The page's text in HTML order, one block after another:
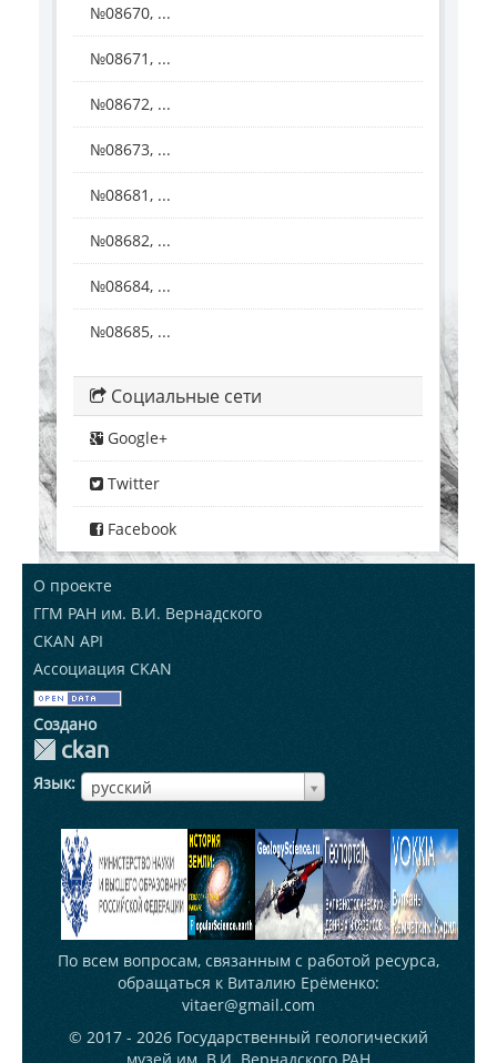
№08670, ...
№08671, ...
№08672, ...
№08673, ...
№08681, ...
№08682, ...
№08684, ...
№08685, ...
Социальные сети
Google+
Twitter
Facebook
О проекте
ГГМ РАН им. В.И. Вернадского
CKAN API
Ассоциация CKAN
Создано
Язык русский
ЯзыкЯзык
По всем вопросам, связанным с работой ресурса,
обращаться к Виталию Ерёменко:
vitaer@gmail.com
© 2017 - 2026 Государственный геологический